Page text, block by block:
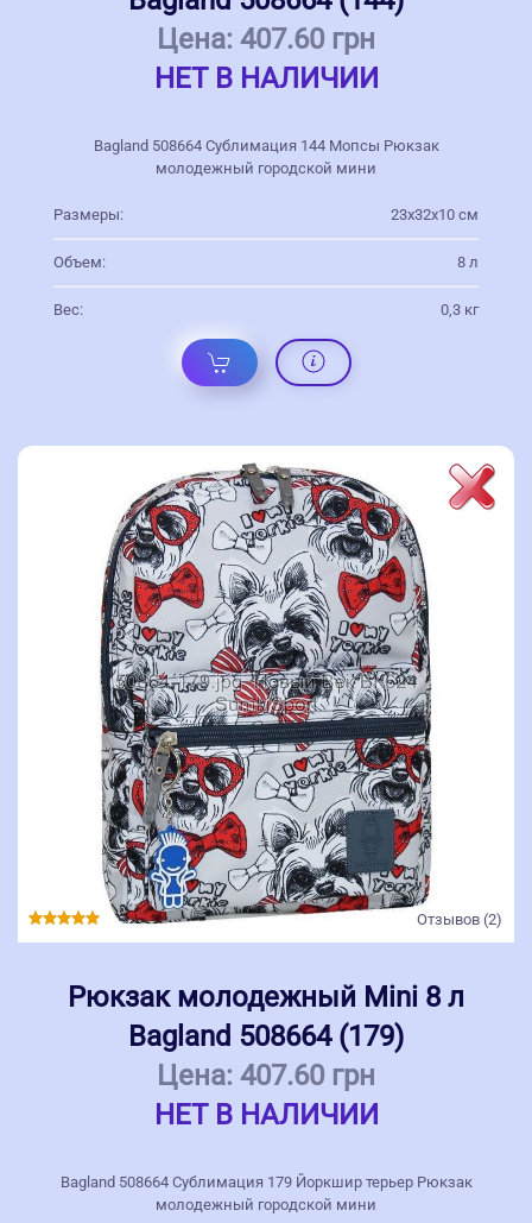
Цена: 407.60 грн
НЕТ В НАЛИЧИИ
Bagland 508664 Сублимация 144 Мопсы Рюкзак
молодежный городской мини
Размеры: 23х32х10 см
Объем: 8 л
Вес: 0,3 кг
Отзывов (2)
Рюкзак молодежный Mini 8 л
Bagland 508664 (179)
Цена: 407.60 грн
НЕТ В НАЛИЧИИ
Bagland 508664 Сублимация 179 Йоркшир терьер Рюкзак
молодежный городской мини